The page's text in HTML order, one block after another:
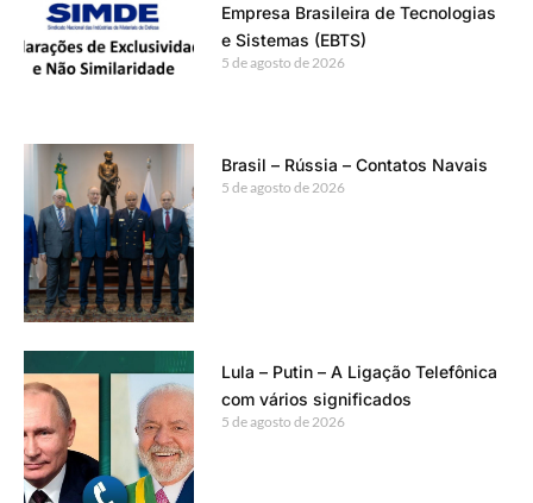
Empresa Brasileira de Tecnologias
e Sistemas (EBTS)
5 de agosto de 2026
Brasil – Rússia – Contatos Navais
5 de agosto de 2026
Lula – Putin – A Ligação Telefônica
com vários significados
5 de agosto de 2026